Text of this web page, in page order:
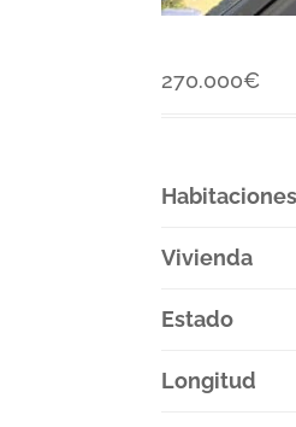
270.000€
Habitaciones
Vivienda
Estado
Longitud